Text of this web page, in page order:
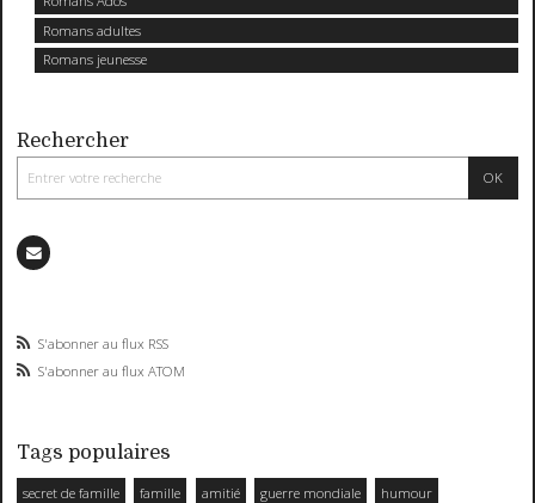
Romans adultes
Romans jeunesse
Rechercher
S'abonner au flux RSS
S'abonner au flux ATOM
Tags populaires
secret de famille famille amitié guerre mondiale humour